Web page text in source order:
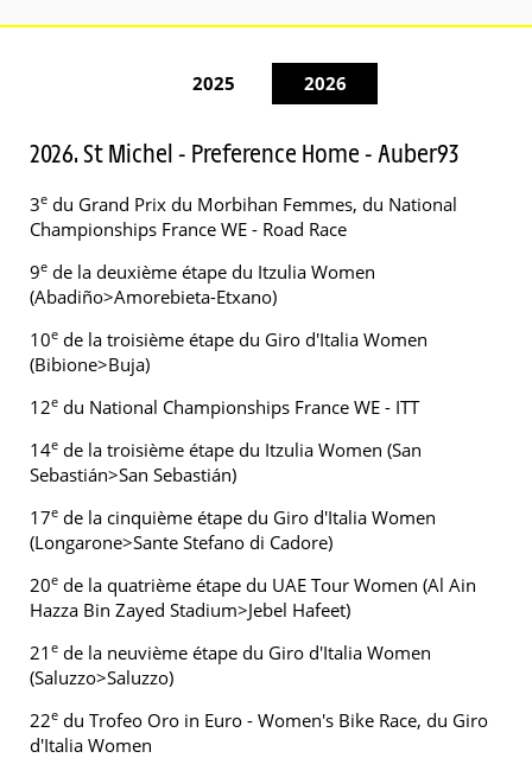
2025 2026
2026. St Michel - Preference Home - Auber93
3e du Grand Prix du Morbihan Femmes, du National
Championships France WE - Road Race
9e de la deuxième étape du Itzulia Women
(Abadiño>Amorebieta-Etxano)
10e de la troisième étape du Giro d'Italia Women
(Bibione>Buja)
12e du National Championships France WE - ITT
14e de la troisième étape du Itzulia Women (San
Sebastián>San Sebastián)
17e de la cinquième étape du Giro d'Italia Women
(Longarone>Sante Stefano di Cadore)
20e de la quatrième étape du UAE Tour Women (Al Ain
Hazza Bin Zayed Stadium>Jebel Hafeet)
21 e de la neuvième étape du Giro d'Italia Women
(Saluzzo>Saluzzo)
22e du Trofeo Oro in Euro - Women's Bike Race, du Giro
d'Italia Women